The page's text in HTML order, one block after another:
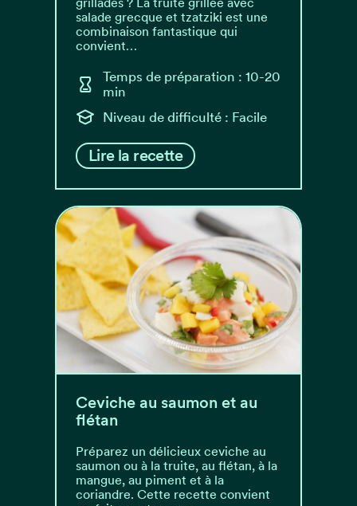
salade grecque et tzatziki est une
combinaison fantastique qui
convient…
Temps de préparation : 10-20
min
Niveau de difficulté : Facile
Lire la recette
Ceviche au saumon et au
flétan
Préparez un délicieux ceviche au
saumon ou à la truite, au flétan, à la
mangue, au piment et à la
coriandre. Cette recette convient